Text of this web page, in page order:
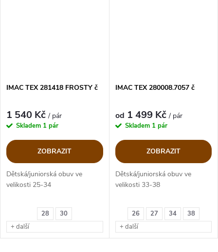
28
30
+ další
IMAC TEX 281418 FROSTY č
1 540 Kč/ pár
Skladem 1 pár
ZOBRAZIT
Dětská/juniorská obuv ve
velikosti 25-34
26 27 34
38
+ další
IMAC TEX 280008.7057 č
od 1 499 Kč/ pár
Skladem 1 pár
ZOBRAZIT
Dětská/juniorská obuv ve
velikosti 33-38